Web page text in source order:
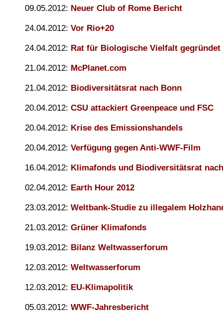
09.05.2012: Neuer Club of Rome Bericht
24.04.2012: Vor Rio+20
24.04.2012: Rat für Biologische Vielfalt gegründet
21.04.2012: McPlanet.com
21.04.2012: Biodiversitätsrat nach Bonn
20.04.2012: CSU attackiert Greenpeace und FSC
20.04.2012: Krise des Emissionshandels
20.04.2012: Verfügung gegen Anti-WWF-Film
16.04.2012: Klimafonds und Biodiversitätsrat
02.04.2012: Earth Hour 2012
23.03.2012: Weltbank-Studie zu illegalem
21.03.2012: Grüner Klimafonds
19.03.2012: Bilanz Weltwasserforum
12.03.2012: Weltwasserforum
12.03.2012: EU-Klimapolitik
05.03.2012: WWF-Jahresbericht